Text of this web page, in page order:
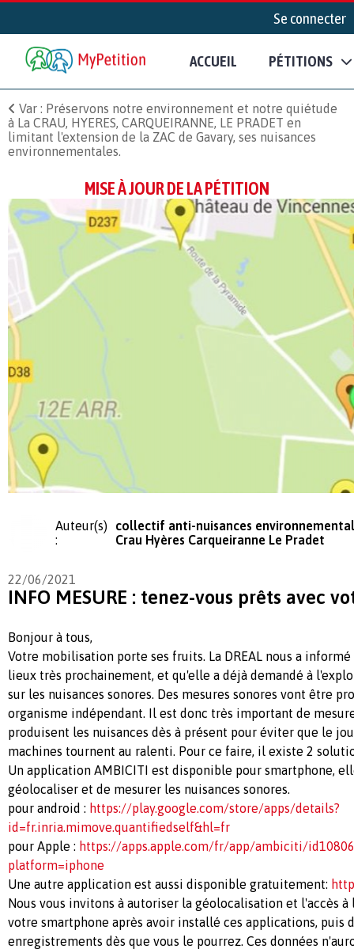
Se connecter
ACCUEIL PÉTITIONS
Var : Préservons notre environnement et notre quiétude
à La CRAU, HYERES, CARQUEIRANNE, LE PRADET en
limitant l'extension de la ZAC de Gavary, ses nuisances
environnementales.
MISE À JOUR DE LA PÉTITION
Auteur(s)
:
collectif anti-nuisances
Crau Hyères Carqueiranne Le Pradet
22/06/2021
INFO MESURE : tenez-vous prêts avec
Bonjour à tous,
Votre mobilisation porte ses fruits. La DREAL nous a
lieux très prochainement, et qu'elle a déjà demandé à
sur les nuisances sonores. Des mesures sonores vont être
organisme indépendant. Il est donc très important de
produisent les nuisances dès à présent pour éviter que le
machines tournent au ralenti. Pour ce faire, il existe 2
Un application AMBICITI est disponible pour smartphone,
géolocaliser et de mesurer les nuisances sonores.
pour android : https://play.google.com/store/apps/details?
id=fr.inria.mimove.quantifiedself&hl=fr
pour Apple : https://apps.apple.com/fr/app/ambiciti/
platform=iphone
Une autre application est aussi disponible gratuitement:
Nous vous invitons à autoriser la géolocalisation et l'accès à
votre smartphone après avoir installé ces applications, puis
enregistrements dès que vous le pourrez. Ces données